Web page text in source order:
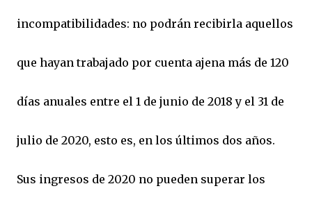
incompatibilidades: no podrán recibirla aquellos
que hayan trabajado por cuenta ajena más de 120
días anuales entre el 1 de junio de 2018 y el 31 de
julio de 2020, esto es, en los últimos dos años.
Sus ingresos de 2020 no pueden superar los